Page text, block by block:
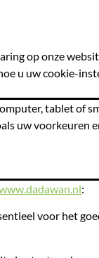
op onze
u uw cookie-
tablet of
uw voorkeuren
:
voor het